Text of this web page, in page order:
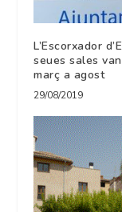
L’Escorxador
seues sales
març a agost
29/08/2019